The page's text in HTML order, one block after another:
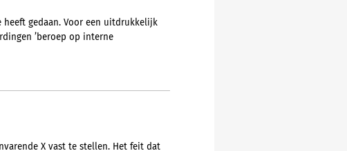
heeft gedaan. Voor een uitdrukkelijk
’beroep op interne
X vast te stellen. Het feit dat